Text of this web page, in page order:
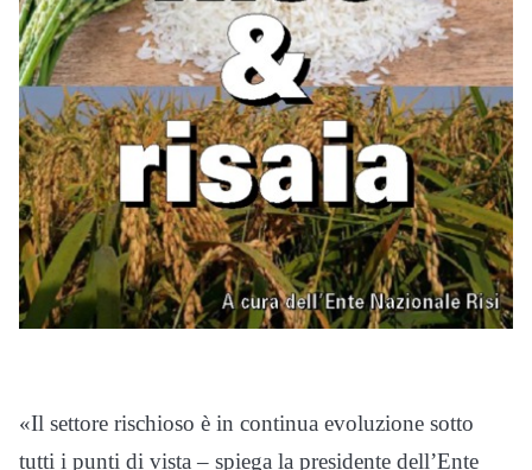
«Il settore rischioso è in continua evoluzione sotto
tutti i punti di vista – spiega la presidente dell’Ente